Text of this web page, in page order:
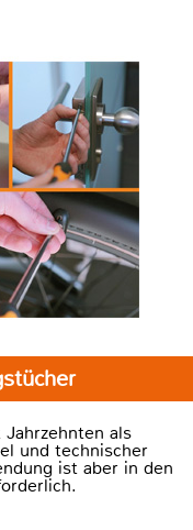
als
und technischer
ist aber in den